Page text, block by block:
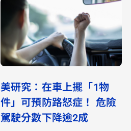
美研究：在車上擺「1物
件」可預防路怒症！ 危險
駕駛分數下降逾2成